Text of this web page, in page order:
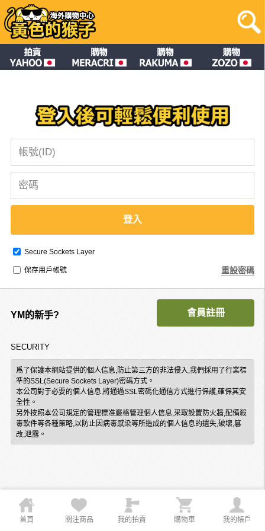
首頁 關注商品 我的拍賣 購物車 我的帳戶
登入
Secure Sockets Layer
保存用戶帳號 重設密碼
YM的新手? 會員註冊
SECURITY
爲了保護本網站提供的個人信息,防止第三方的非法侵入,我們採用了行業標
準的SSL(Secure Sockets Layer)密碼方式。
本公司對于必要的個人信息,將通過SSL密碼化通信方式進行保護,確保其安
全性。
另外按照本公司規定的管理標准嚴格管理個人信息,采取設置防火牆,配備殺
毒軟件等各種策略,以防止因病毒感染等所造成的個人信息的遺失,破壞,篡
改,泄露。